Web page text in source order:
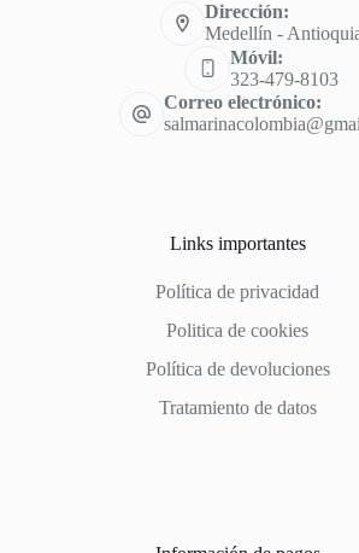
Dirección:
Medellín -
Móvil:
323-479-8103
Correo electrónico:
Links importantes
Política de privacidad
Politica de cookies
Política de devoluciones
Tratamiento de datos